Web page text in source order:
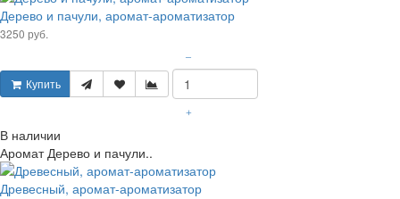
Дерево и пачули, аромат-ароматизатор
3250 руб.
Купить
–
+
В наличии
Аромат Дерево и пачули..
Древесный, аромат-ароматизатор